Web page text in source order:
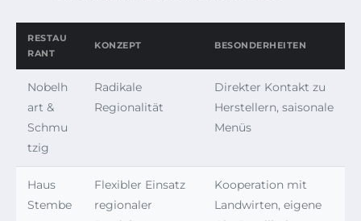
RESTAU
RANT
KONZEPT BESONDERHEITEN
Nobelh
art &
Schmu
tzig
Radikale
Regionalität
Direkter Kontakt zu
Herstellern, saisonale
Menüs
Haus
Stembe
Flexibler Einsatz
regionaler
Kooperation mit
Landwirten, eigene